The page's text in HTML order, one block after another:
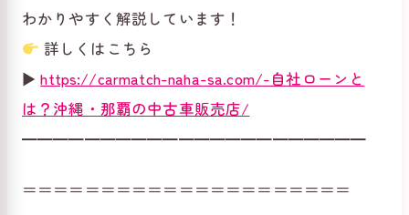
わかりやすく解説しています！
詳しくはこちら
▶https://carmatch-naha-sa.com/-自社ローンと
は？沖縄・那覇の中古車販売店/
━━━━━━━━━━━━━━━━━━━━━━
＝＝＝＝＝＝＝＝＝＝＝＝＝＝＝＝＝＝＝＝＝